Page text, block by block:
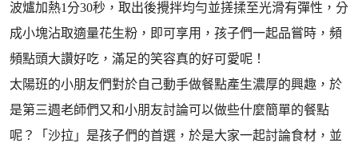
波爐加熱1分30秒，取出後攪拌均勻並搓揉至光滑有彈性，分
成小塊沾取適量花生粉，即可享用，孩子們一起品嘗時，頻
頻點頭大讚好吃，滿足的笑容真的好可愛呢！
太陽班的小朋友們對於自己動手做餐點產生濃厚的興趣，於
是第三週老師們又和小朋友討論可以做些什麼簡單的餐點
呢？「沙拉」是孩子們的首選，於是大家一起討論食材，並